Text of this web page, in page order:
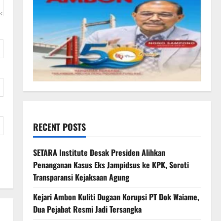
RECENT POSTS
SETARA Institute Desak Presiden Alihkan
Penanganan Kasus Eks Jampidsus ke KPK, Soroti
Transparansi Kejaksaan Agung
Kejari Ambon Kuliti Dugaan Korupsi PT Dok Waiame,
Dua Pejabat Resmi Jadi Tersangka